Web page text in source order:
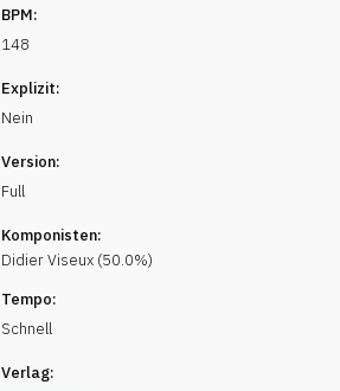
BPM:
148
Explizit:
Nein
Version:
Full
Komponisten:
DidierViseux (50.0%)
Tempo:
Schnell
Verlag: